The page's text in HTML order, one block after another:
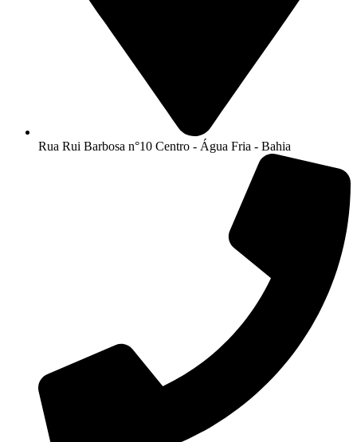
Rua Rui Barbosa n°10 Centro - Água Fria - Bahia